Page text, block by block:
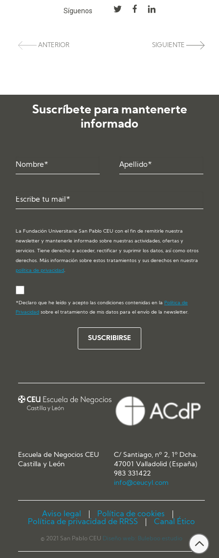
Síguenos
ANTERIOR SIGUIENTE
Suscríbete para mantenerte
informado
La Fundación Universitaria San Pablo CEU con el fin de remitirle nuestra
newsletter y mantenerle informado sobre nuestras actividades, ofertas y
servicios. Tiene derecho a acceder, rectificar y suprimir los datos, así como otros
derechos. Más información sobre estos tratamientos y sus derechos en nuestra
política de privacidad.
*Declaro que he leído y acepto las condiciones contenidas en la Política de
Privacidad sobre el tratamiento de mis datos para el envío de la newsletter.
Escuela de Negocios CEU
Castilla y León
C/ Santiago, nº 2, 1º Dcha.
47001 Valladolid (España)
983 331422
info@ceucyl.com
Aviso legal
Política de cookies
Política de privacidad de RRSS
Canal Ético
© 2021 San Pablo CEU Diseño web: Buleboo estudio